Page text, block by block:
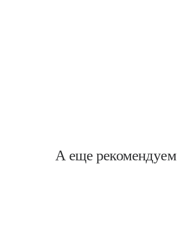
А еще рекомендуем